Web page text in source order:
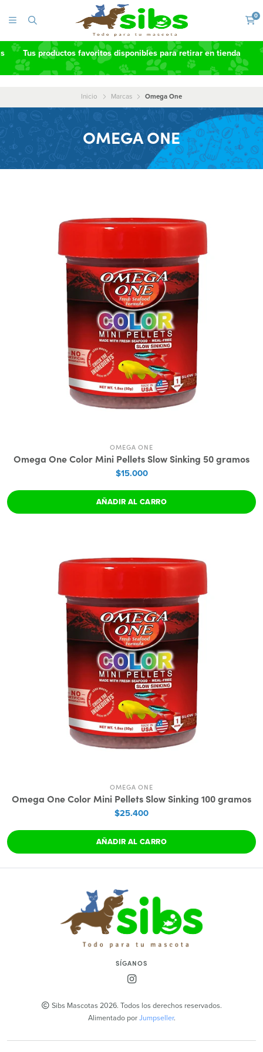
0
Tus productos favoritos disponibles para retirar en tienda
Inicio Marcas Omega One
OMEGA ONE
OMEGA ONE
Omega One Color Mini Pellets Slow Sinking 50 gramos
$15.000
AÑADIR AL CARRO
OMEGA ONE
Omega One Color Mini Pellets Slow Sinking 100 gramos
$25.400
AÑADIR AL CARRO
SÍGANOS
Sibs Mascotas 2026. Todos los derechos reservados.
Alimentado porJumpseller.